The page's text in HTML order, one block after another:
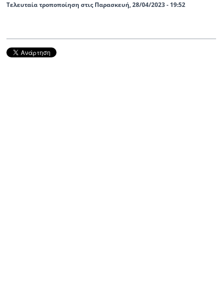
Τελευταία τροποποίηση στις Παρασκευή, 28/04/2023 - 19:52